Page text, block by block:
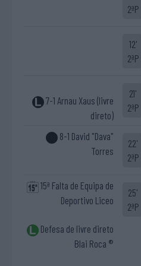
2ªP
12'
2ªP
7-1 Arnau Xaus (livre
direto)
21'
2ªP
8-1 David "Dava"
Torres
22'
2ªP
15ª Falta de Equipa de
Deportivo Liceo
Defesa de livre direto
Blai Roca ®
25'
2ªP